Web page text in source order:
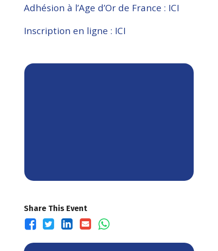
Adhésion à l’Age d’Or de France : ICI
Inscription en ligne : ICI
Share This Event